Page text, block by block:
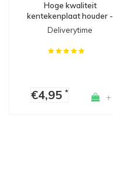
Hoge kwaliteit
kentekenplaat houder -
Made in Germany
Deliverytime
€4,95* +